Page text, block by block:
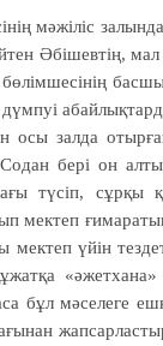
мәжіліс
Әбішевтің, мал
бөлім­ше­сінің
осы залда
бері он
түсіп,
мектеп
үйін
бұл мәселеге